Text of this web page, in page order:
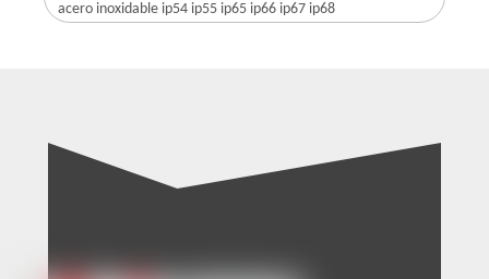
acero inoxidable ip54 ip55 ip65 ip66 ip67 ip68